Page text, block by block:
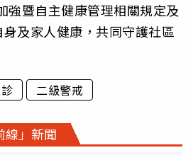
強暨自主健康管理相關規定及
及家人健康，共同守護社區
二級警戒
線」新聞